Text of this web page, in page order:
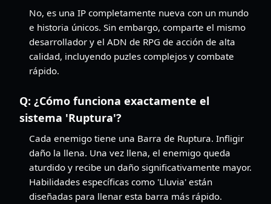
No, es una IP completamente nueva con un mundo
e historia únicos. Sin embargo, comparte el mismo
desarrollador y el ADN de RPG de acción de alta
calidad, incluyendo puzles complejos y combate
rápido.
Q: ¿Cómo funciona exactamente el
sistema 'Ruptura'?
Cada enemigo tiene una Barra de Ruptura. Infligir
daño la llena. Una vez llena, el enemigo queda
aturdido y recibe un daño significativamente mayor.
Habilidades específicas como 'Lluvia' están
diseñadas para llenar esta barra más rápido.